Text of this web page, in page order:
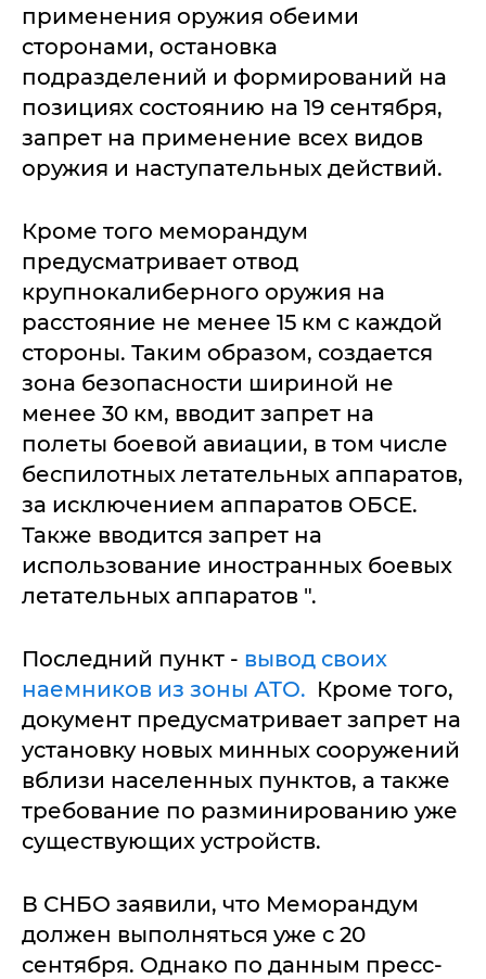
применения оружия обеими
сторонами, остановка
подразделений и формирований на
позициях состоянию на 19 сентября,
запрет на применение всех видов
оружия и наступательных действий.
Кроме того меморандум
предусматривает отвод
крупнокалиберного оружия на
расстояние не менее 15 км с каждой
стороны. Таким образом, создается
зона безопасности шириной не
менее 30 км, вводит запрет на
полеты боевой авиации, в том числе
беспилотных летательных аппаратов,
за исключением аппаратов ОБСЕ.
Также вводится запрет на
использование иностранных боевых
летательных аппаратов ".
Последний пункт - вывод своих
наемников из зоны АТО. Кроме того,
документ предусматривает запрет на
установку новых минных сооружений
вблизи населенных пунктов, а также
требование по разминированию уже
существующих устройств.
В СНБО заявили, что Меморандум
должен выполняться уже с 20
сентября. Однако по данным пресс-